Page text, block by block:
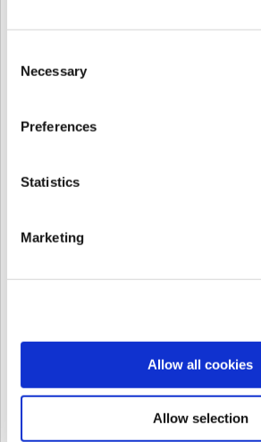
Selection
Necessary
Preferences
Statistics
Marketing
Allow all cookies
Allow selection
ユーザーに画像を追加すると、モニタリング
ックすると、左側のパネルに画像が表示されま